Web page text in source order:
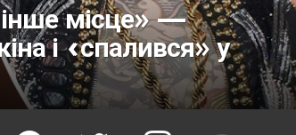
інше місце» —
і «спалився» у
facebook twitter instagram youtube